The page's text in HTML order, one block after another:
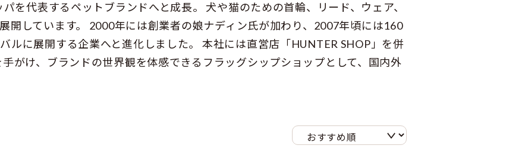
を代表するペットブランドへと成長。 犬や猫のための首輪、リード、ウェア、
開しています。 2000年には創業者の娘ナディン氏が加わり、2007年頃には160
ルに展開する企業へと進化しました。 本社には直営店「HUNTER SHOP」を併
がけ、ブランドの世界観を体感できるフラッグシップショップとして、国内外